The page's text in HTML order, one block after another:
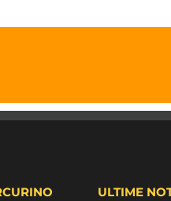
ULTIME